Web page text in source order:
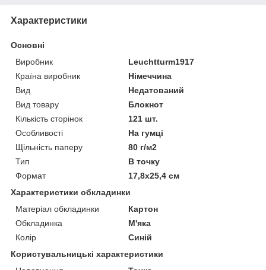
Характеристики
Основні
Виробник
Leuchtturm1917
Країна виробник
Німеччина
Вид
Недатований
Вид товару
Блокнот
Кількість сторінок
121 шт.
Особливості
На гумці
Щільність паперу
80 г/м2
Тип
В точку
Формат
17,8x25,4 см
Характеристики обкладинки
Матеріал обкладинки
Картон
Обкладинка
М'яка
Колір
Синій
Користувальницькі характеристики